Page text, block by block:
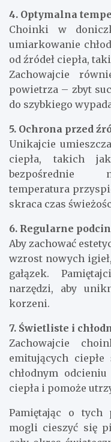
4. Optymalna
Choinki w
umiarkowanie
od źródeł ciepła,
Zachowajcie
powietrza – zbyt
do szybkiego
5. Ochrona przed
Unikajcie
ciepła, takich
bezpośrednie
temperatura
skraca czas
6. Regularne
Aby zachować
wzrost nowych
gałązek.
narzędzi, aby
korzeni.
7. Świetliste i
Zachowajcie
emitujących
chłodnym
ciepła i pomoże
Pamiętając o tych
mogli cieszyć się